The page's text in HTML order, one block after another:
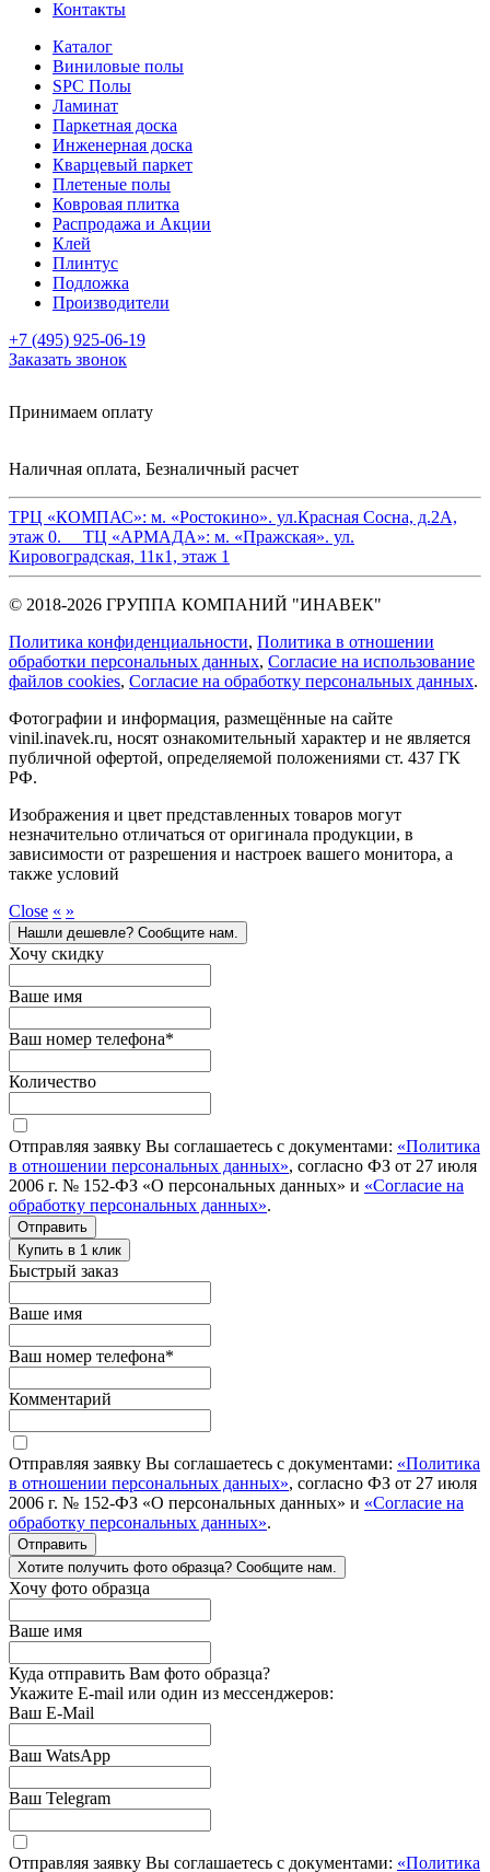
Контакты
Каталог
Виниловые полы
SPC Полы
Ламинат
Паркетная доска
Инженерная доска
Кварцевый паркет
Плетеные полы
Ковровая плитка
Распродажа и Акции
Клей
Плинтус
Подложка
Производители
+7 (495) 925-06-19
Заказать звонок
Принимаем оплату
Наличная оплата, Безналичный расчет
ТРЦ «КОМПАС»: м. «Ростокино». ул.Красная Сосна, д.2А,
этаж 0. ТЦ «АРМАДА»: м. «Пражская». ул.
Кировоградская, 11к1, этаж 1
© 2018-2026 ГРУППА КОМПАНИЙ "ИНАВЕК"
Политика конфиденциальности, Политика в отношении
обработки персональных данных, Cогласие на использование
файлов cookies, Согласие на обработку персональных данных.
Фотографии и информация, размещённые на сайте
vinil.inavek.ru, носят ознакомительный характер и не является
публичной офертой, определяемой положениями ст. 437 ГК
РФ.
Изображения и цвет представленных товаров могут
незначительно отличаться от оригинала продукции, в
зависимости от разрешения и настроек вашего монитора, а
также условий
Close « »
Нашли дешевле? Сообщите нам.
Хочу скидку
Ваше имя
Ваш номер телефона*
Количество
Отправляя заявку Вы соглашаетесь с документами: «Политика
в отношении персональных данных», согласно ФЗ от 27 июля
2006 г. № 152-ФЗ «О персональных данных» и «Согласие на
обработку персональных данных».
Отправить
Купить в 1 клик
Быстрый заказ
Ваше имя
Ваш номер телефона*
Комментарий
Отправляя заявку Вы соглашаетесь с документами: «Политика
в отношении персональных данных», согласно ФЗ от 27 июля
2006 г. № 152-ФЗ «О персональных данных» и «Согласие на
обработку персональных данных».
Отправить
Хотите получить фото образца? Сообщите нам.
Хочу фото образца
Ваше имя
Куда отправить Вам фото образца?
Укажите E-mail или один из мессенджеров:
Ваш E-Mail
Ваш WatsApp
Ваш Telegram
Отправляя заявку Вы соглашаетесь с документами: «Политика